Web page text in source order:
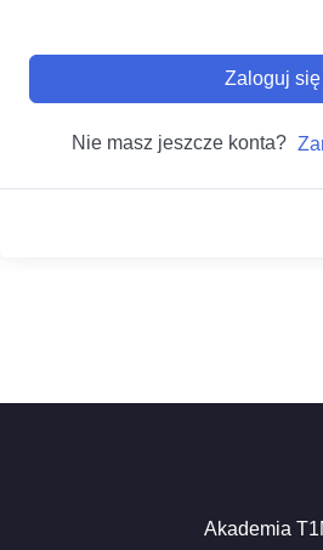
Zaloguj się
Nie masz jeszcze konta?
Akademia